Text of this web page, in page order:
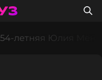
54-летняя Юлия